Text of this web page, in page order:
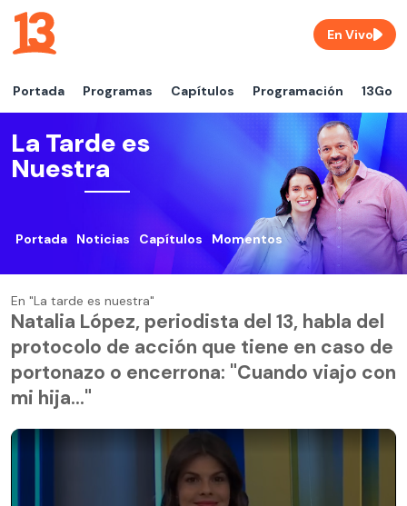
Portada Programas Capítulos Programación 13Go
En Vivo
La Tarde es
Nuestra
Portada Noticias Capítulos Momentos
En "La tarde es nuestra"
Natalia López, periodista del 13, habla del
protocolo de acción que tiene en caso de
portonazo o encerrona: "Cuando viajo con
mi hija..."